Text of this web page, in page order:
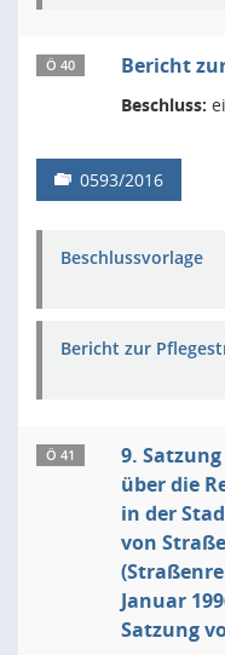
Ö 40 Bericht
Beschluss:
0593/2016
Beschlussvorlage
Bericht zur
Ö 41
9.
über die
in der
von
Januar
Satzung